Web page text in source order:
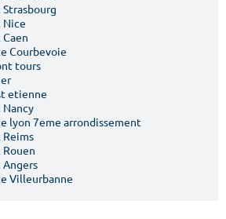
Chercher
Courbevoie
tours
etienne
lyon 7eme arrondissement
Villeurbanne